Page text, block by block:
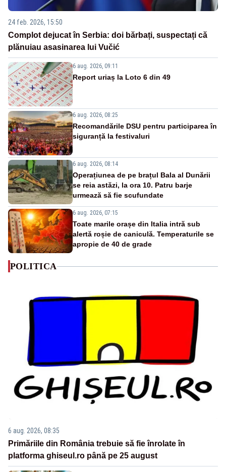
24 feb. 2026, 15:50
Complot dejucat în Serbia: doi bărbați, suspectați că
plănuiau asasinarea lui Vučić
6 aug. 2026, 09:11
Report uriaș la Loto 6 din 49
6 aug. 2026, 08:25
Recomandările DSU pentru participarea în
siguranță la festivaluri
6 aug. 2026, 08:14
Operațiunea de pe brațul Bala al Dunării
se reia astăzi, la ora 10. Patru barje
urmează să fie scufundate
6 aug. 2026, 07:15
Toate marile orașe din Italia intră sub
alertă roșie de caniculă. Temperaturile se
apropie de 40 de grade
POLITICA
6 aug. 2026, 08:35
Primăriile din România trebuie să fie înrolate în
platforma ghiseul.ro până pe 25 august